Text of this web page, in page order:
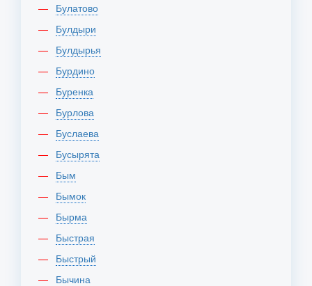
Булатово
Булдыри
Булдырья
Бурдино
Буренка
Бурлова
Буслаева
Бусырята
Бым
Бымок
Бырма
Быстрая
Быстрый
Бычина